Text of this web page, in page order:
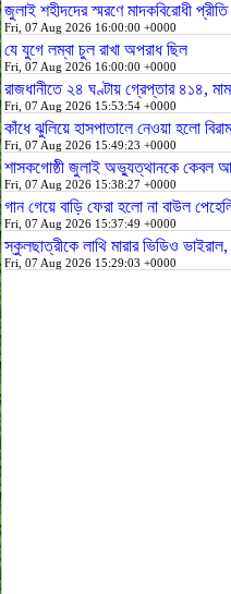
জুলাই শহীদদের স্মরণে মাদকবিরোধী
Fri, 07 Aug 2026 16:00:00 +0000
যে যুগে লম্বা চুল রাখা অপরাধ ছিল
Fri, 07 Aug 2026 16:00:00 +0000
রাজধানীতে ২৪ ঘণ্টায় গ্রেপ্তার ৪১৪,
Fri, 07 Aug 2026 15:53:54 +0000
কাঁধে ঝুলিয়ে হাসপাতালে নেওয়া হলো
Fri, 07 Aug 2026 15:49:23 +0000
শাসকগোষ্ঠী জুলাই অভ্যুত্থানকে কেবল
Fri, 07 Aug 2026 15:38:27 +0000
গান গেয়ে বাড়ি ফেরা হলো না বাউল
Fri, 07 Aug 2026 15:37:49 +0000
স্কুলছাত্রীকে লাথি মারার ভিডিও
Fri, 07 Aug 2026 15:29:03 +0000